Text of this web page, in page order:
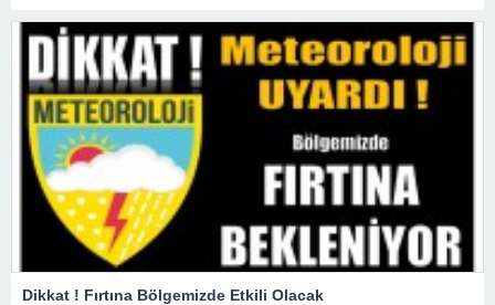
Dikkat ! Fırtına Bölgemizde Etkili Olacak